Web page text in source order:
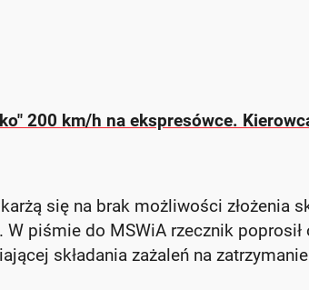
200 km/h na ekspresówce.
się na brak możliwości złożenia
piśmie do MSWiA rzecznik
składania zażaleń na